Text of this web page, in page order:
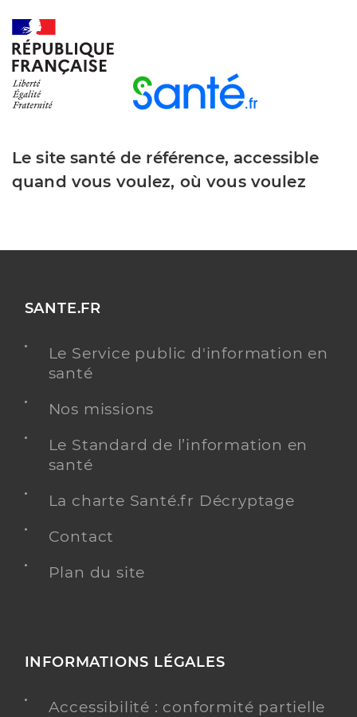
Téléphone
Le site santé de référence, accessible
quand vous voulez, où vous voulez
SANTE.FR
Le Service public d'information en
santé
Nos missions
Le Standard de l’information en
santé
La charte Santé.fr Décryptage
Contact
Plan du site
INFORMATIONS LÉGALES
Accessibilité : conformité partielle